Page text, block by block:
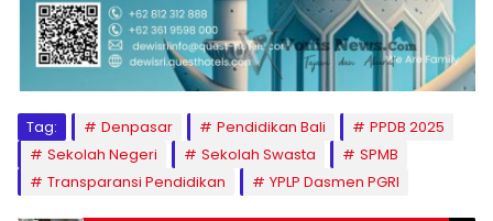
Tag: Denpasar Pendidikan Bali
PPDB 2025
Sekolah Negeri
Sekolah Swasta
SPMB
Transparansi Pendidikan
YPLP Dasmen PGRI